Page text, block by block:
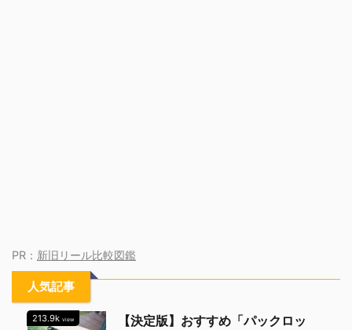
PR： 新旧リール比較図鑑
人気記事
213.9k view
【決定版】おすすめ「パックロッ